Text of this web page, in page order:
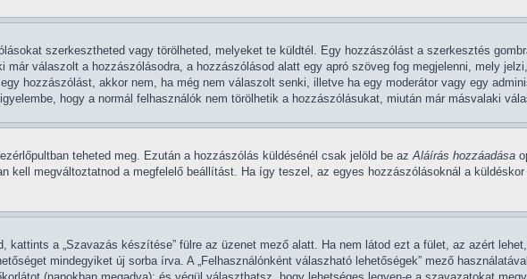
szerkesztheted vagy törölheted, melyeket te küldtél. Egy hozzászólást a szerkesztés
válaszolt a hozzászólásodra, a hozzászólásod alatt egy apró szöveg fog megjelenni, mely
hozzászólást, akkor nem, ha még nem válaszolt senki, illetve ha egy moderátor vagy egy
hogy a normál felhasználók nem törölhetik a hozzászólásukat, miután már másvalaki
teheted meg. Ezután a hozzászólás küldésénél csak jelöld be azAláírás hozzáadása
kell megváltoztatnod a megfelelő beállítást. Ha így teszel, az egyes hozzászólásoknál a
a „Szavazás készítése” fülre az üzenet mező alatt. Ha nem látod ezt a fület, az azért
mindegyiket új sorba írva. A „Felhasználónként válaszható lehetőségek” mező